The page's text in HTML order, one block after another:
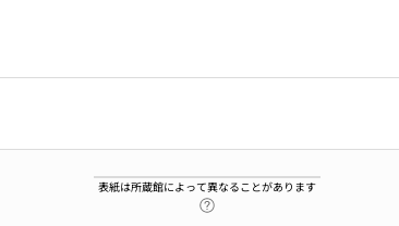
表紙は所蔵館によって異なることがあります